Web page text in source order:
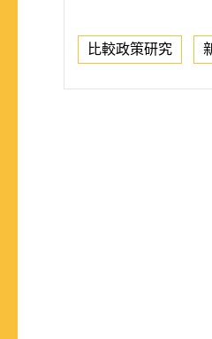
比較政策研究